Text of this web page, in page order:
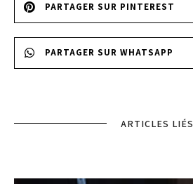
PARTAGER SUR PINTEREST
PARTAGER SUR WHATSAPP
ARTICLES LIÉS